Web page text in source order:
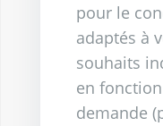
pour le
adaptés à
souhaits
en
demande